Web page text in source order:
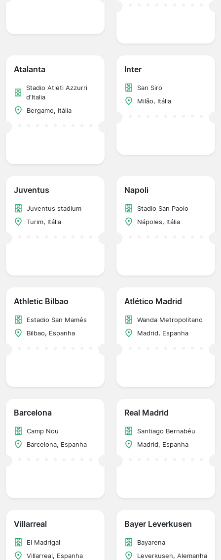
Atalanta
Stadio Atleti Azzurri
d'Italia
Bergamo, Itália
Inter
San Siro
Milão, Itália
Juventus
Juventus stadium
Turim, Itália
Napoli
Stadio San Paolo
Nápoles, Itália
Athletic Bilbao
Estadio San Mamés
Bilbao, Espanha
Atlético Madrid
Wanda Metropolitano
Madrid, Espanha
Barcelona
Camp Nou
Barcelona, Espanha
Real Madrid
Santiago Bernabéu
Madrid, Espanha
Villarreal
El Madrigal
Villarreal, Espanha
Bayer Leverkusen
Bayarena
Leverkusen, Alemanha